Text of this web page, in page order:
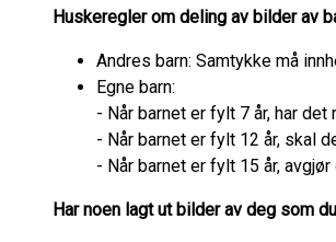
Huskeregler om deling av bilder av
Andres barn: Samtykke må
Egne barn:
- Når barnet er fylt 7 år, har
- Når barnet er fylt 12 år, skal
- Når barnet er fylt 15 år,
Har noen lagt ut bilder av deg som